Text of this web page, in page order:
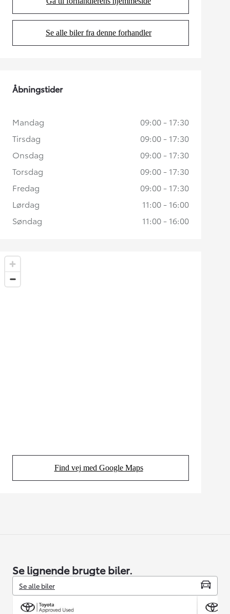
(Opens in new tab)
Se alle biler fra denne forhandler
(Opens in new tab)
Find vej med Google Maps
(Opens in new tab)
Åbningstider
Mandag
09:00 - 17:30
Tirsdag
09:00 - 17:30
Onsdag
09:00 - 17:30
Torsdag
09:00 - 17:30
Fredag
09:00 - 17:30
Lørdag
11:00 - 16:00
Søndag
11:00 - 16:00
Se lignende brugte biler.
Se alle biler